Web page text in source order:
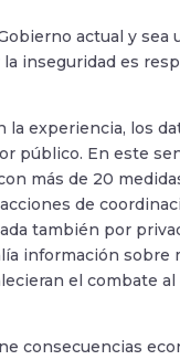
actual y sea
inseguridad es
experiencia, los
público. En este
más de 20
de
también por
información sobre
el combate
consecuencias